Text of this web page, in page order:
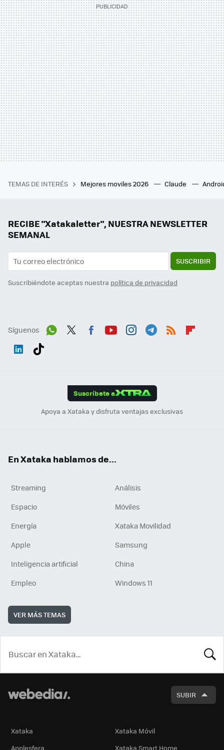
TEMAS DE INTERÉS Mejores moviles 2026 Claude
RECIBE "Xatakaletter", NUESTRA NEWSLETTER
SEMANAL
SUSCRIBIR
Suscribiéndote aceptas nuestra política de privacidad
Síguenos
Suscríbete a
Apoya a Xataka y disfruta ventajas exclusivas
En Xataka hablamos de...
Streaming
Análisis
Espacio
Móviles
Energía
Xataka Movilidad
Apple
Samsung
Inteligencia artificial
China
Empleo
Windows 11
VER MÁS TEMAS
SUBIR
Xataka
Xataka Móvil
Applesfera
Xataka Smart Home